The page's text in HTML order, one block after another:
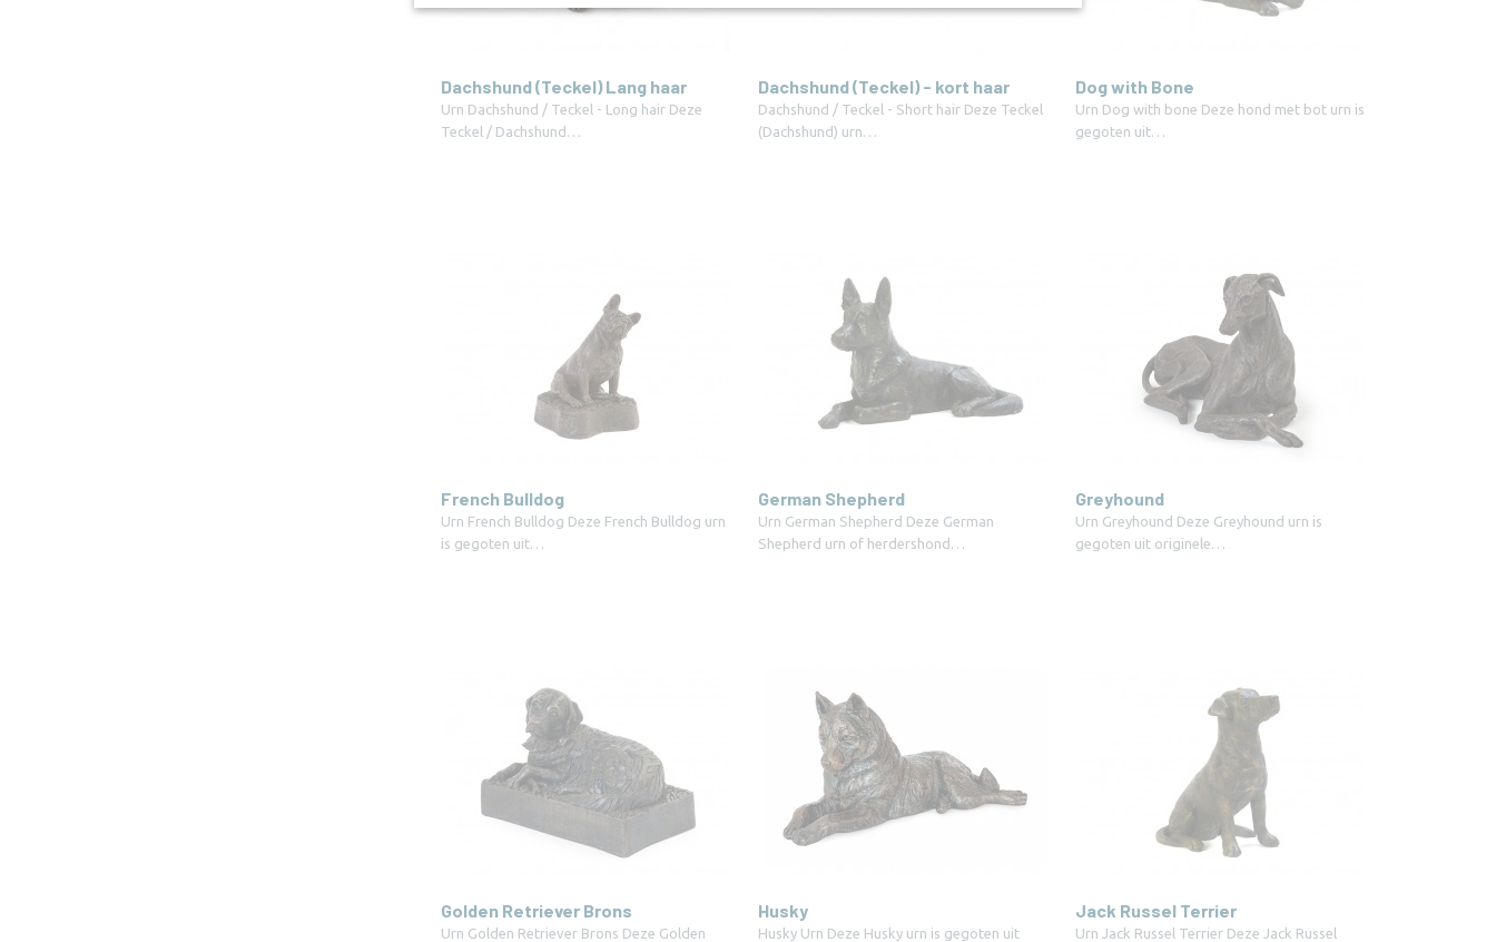
Dachshund (Teckel) Lang haar
Urn Dachshund / Teckel - Long hair Deze
Teckel / Dachshund…
Dachshund (Teckel) - kort haar
Dachshund / Teckel - Short hair Deze Teckel
(Dachshund) urn…
Dog with Bone
Urn Dog with bone Deze hond met bot urn is
gegoten uit…
French Bulldog
Urn French Bulldog Deze French Bulldog urn
is gegoten uit…
German Shepherd
Urn German Shepherd Deze German
Shepherd urn of herdershond…
Greyhound
Urn Greyhound Deze Greyhound urn is
gegoten uit originele…
Golden Retriever Brons
Urn Golden Retriever Brons Deze Golden
Husky
Husky Urn Deze Husky urn is gegoten uit
Jack Russel Terrier
Urn Jack Russel Terrier Deze Jack Russel